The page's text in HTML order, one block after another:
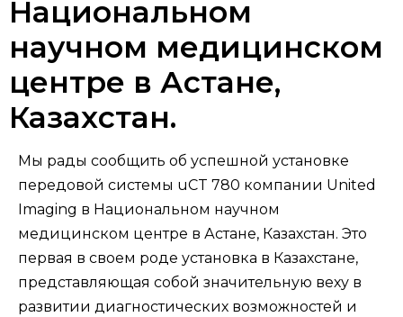
Национальном
научном медицинском
центре в Астане,
Казахстан.
Мы рады сообщить об успешной установке
передовой системы uCT 780 компании United
Imaging в Национальном научном
медицинском центре в Астане, Казахстан. Это
первая в своем роде установка в Казахстане,
представляющая собой значительную веху в
развитии диагностических возможностей и